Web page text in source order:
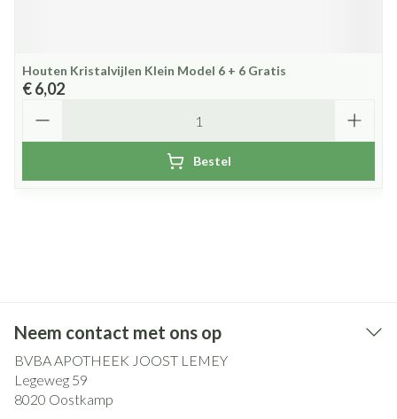
Houten Kristalvijlen Klein Model 6 + 6 Gratis
€ 6,02
Bestel
Neem contact met ons op
BVBA APOTHEEK JOOST LEMEY
Legeweg 59
8020 Oostkamp